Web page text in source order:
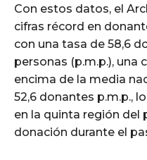
Con estos datos, el
cifras récord en
con una tasa de 58,6
personas (p.m.p.), una
encima de la media
52,6 donantes p.m.p.,
en la quinta región del
donación durante el